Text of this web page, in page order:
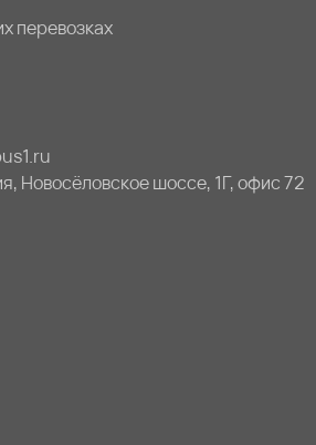
перевозках
Новосёловское шоссе, 1Г, офис 72